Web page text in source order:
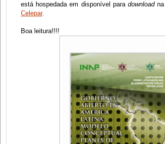
está hospedada em disponível paradownloadna
Celepar.
Boa leitura!!!!